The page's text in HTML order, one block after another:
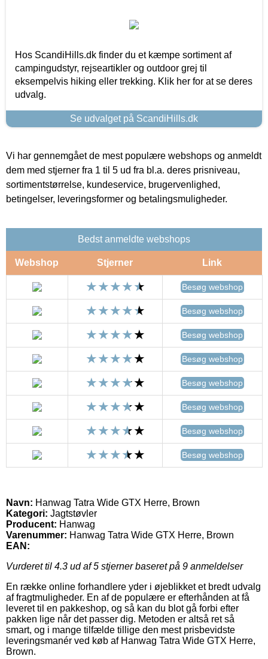
Hos ScandiHills.dk finder du et kæmpe sortiment af
campingudstyr, rejseartikler og outdoor grej til
eksempelvis hiking eller trekking. Klik her for at se deres
udvalg.
Se udvalget på ScandiHills.dk
Vi har gennemgået de mest populære webshops og anmeldt
dem med stjerner fra 1 til 5 ud fra bl.a. deres prisniveau,
sortimentstørrelse, kundeservice, brugervenlighed,
betingelser, leveringsformer og betalingsmuligheder.
Bedst anmeldte webshops
Webshop Stjerner Link
Besøg webshop
Besøg webshop
Besøg webshop
Besøg webshop
Besøg webshop
Besøg webshop
Besøg webshop
Besøg webshop
Navn: Hanwag Tatra Wide GTX Herre, Brown
Kategori: Jagtstøvler
Producent: Hanwag
Varenummer: Hanwag Tatra Wide GTX Herre, Brown
EAN:
Vurderet til 4.3 ud af 5 stjerner baseret på 9 anmeldelser
En række online forhandlere yder i øjeblikket et bredt udvalg
af fragtmuligheder. En af de populære er efterhånden at få
leveret til en pakkeshop, og så kan du blot gå forbi efter
pakken lige når det passer dig. Metoden er altså ret så
smart, og i mange tilfælde tillige den mest prisbevidste
leveringsmanér ved køb af Hanwag Tatra Wide GTX Herre,
Brown.